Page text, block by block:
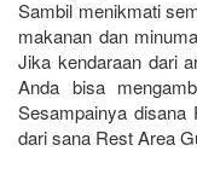
Sambil menikmati
makanan dan
Jika kendaraan dari
Anda bisa
Sesampainya
dari sana Rest Area